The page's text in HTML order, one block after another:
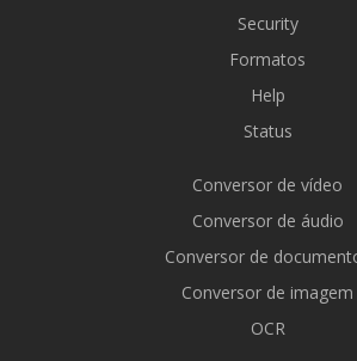
Security
Formatos
Help
Status
Conversor de vídeo
Conversor de áudio
Conversor de
Conversor de imagem
OCR